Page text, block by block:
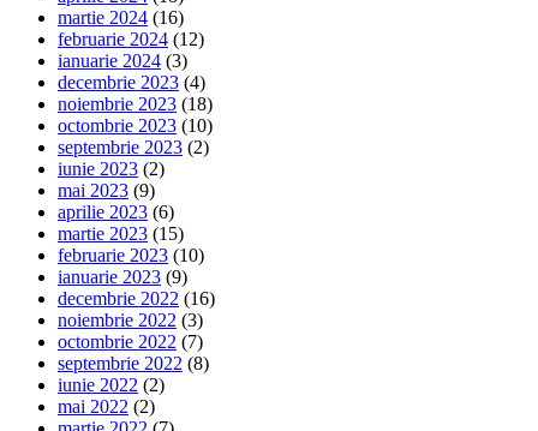
martie 2024 (16)
februarie 2024 (12)
ianuarie 2024 (3)
decembrie 2023 (4)
noiembrie 2023 (18)
octombrie 2023 (10)
septembrie 2023 (2)
iunie 2023 (2)
mai 2023 (9)
aprilie 2023 (6)
martie 2023 (15)
februarie 2023 (10)
ianuarie 2023 (9)
decembrie 2022 (16)
noiembrie 2022 (3)
octombrie 2022 (7)
septembrie 2022 (8)
iunie 2022 (2)
mai 2022 (2)